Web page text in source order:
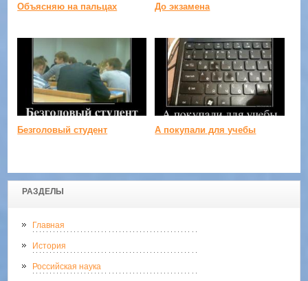
РАЗДЕЛЫ
Главная
История
Российская наука
Объясняю на пальцах До экзамена
Безголовый студент А покупали для учебы